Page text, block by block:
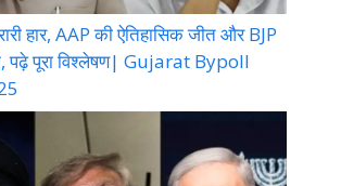
हार, AAP की ऐतिहासिक जीत और BJP
पढ़े पूरा विश्लेषण| Gujarat Bypoll